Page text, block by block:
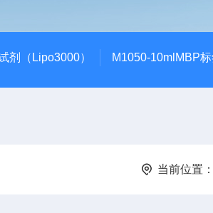
剂（Lipo3000） M1050-10mlMBP
当前位置：